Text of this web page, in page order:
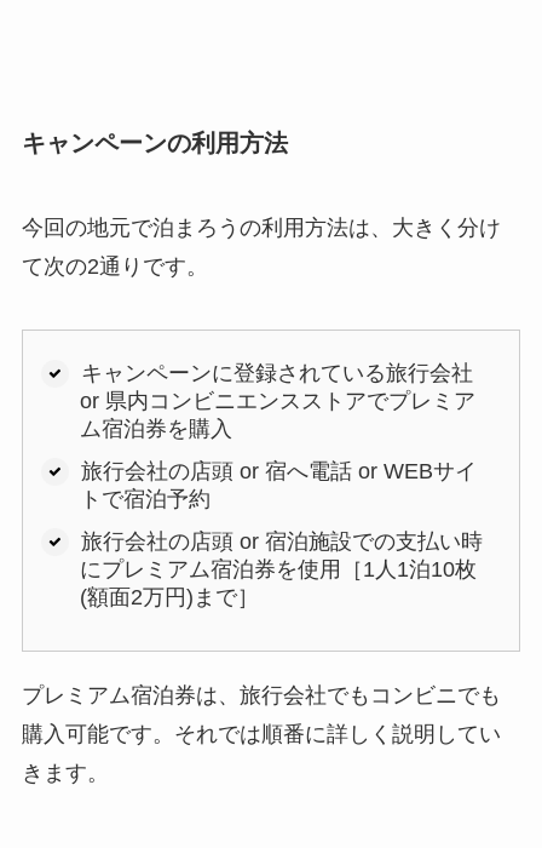
キャンペーンの利用方法
今回の地元で泊まろうの利用方法は、大きく分け
て次の2通りです。
キャンペーンに登録されている旅行会社
or 県内コンビニエンスストアでプレミア
ム宿泊券を購入
旅行会社の店頭 or 宿へ電話 or WEBサイ
トで宿泊予約
旅行会社の店頭 or 宿泊施設での支払い時
にプレミアム宿泊券を使用［1人1泊10枚
(額面2万円)まで］
プレミアム宿泊券は、旅行会社でもコンビニでも
購入可能です。それでは順番に詳しく説明してい
きます。